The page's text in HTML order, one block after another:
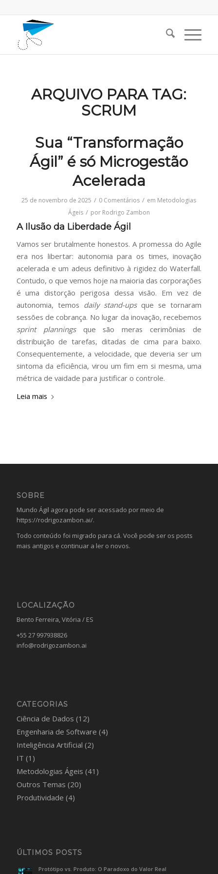
ARQUIVO PARA TAG:
SCRUM
Sua “Transformação
Ágil” é só Microgestão
Acelerada
25 de novembro de 2025 / 0 Comentários / em Metodologias
Ágeis / por Rodrigo Zambon
A Ilusão da Liberdade Ágil
Vamos ser brutalmente honestos. A promessa do Agile
era nos libertar: autonomia para os times, inovação
acelerada e um adeus definitivo à rigidez do Waterfall.
Contudo, o que vemos hoje na maioria das corporações
é uma distorção perigosa dessa visão. Em vez de
autonomia, temos daily stand-upsque se tornaram
sessões de cobrança. No lugar da inovação, recebemos
sprint planningsque são meras cerimônias de
distribuição de tarefas, ditadas de cima para baixo.
Consequentemente, a velocidade, que deveria ser um
sintoma da eficiência, virou um fim em si mesma, uma
métrica de vaidade para justificar o controle.
Leia mais
SOBRE
Mundo Ágil agora pode ser acessado por meio de
https://rodrigozambon.ai/.
Todo conteúdo foi migrado para cá. Você pode ser os posts
mais antigos e continuar a ler o novos.
LOCALIZAÇÃO
Bento Ferreira, Vitória / ES
+55 27 997938826
info@rodrigozambon.ai
CATEGORIAS
Ciência de Dados (12)
Engenharia de Software (4)
Inteligência Artificial (2)
IT (1)
Metodologias Ágeis (41)
Outros Temas (20)
Produtividade (4)
ÚLTIMOS POSTS
Protótipo vs. Produto: O Paradoxo do Valor Real